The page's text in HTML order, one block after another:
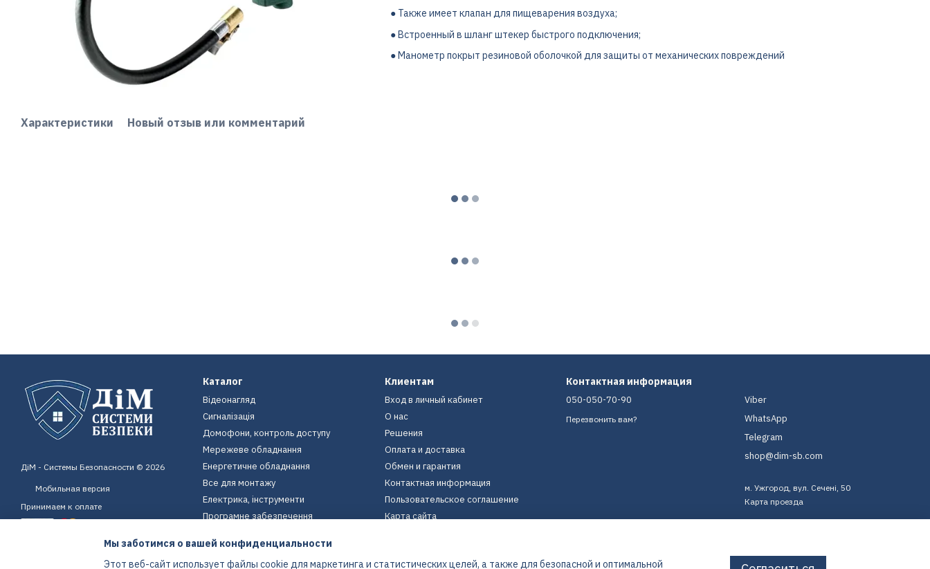
Характеристики Новый отзыв или комментарий
● Также имеет клапан для пищеварения воздуха;
● Встроенный в шланг штекер быстрого подключения;
● Манометр покрыт резиновой оболочкой для защиты от механических повреждений
ДіМ - Системы Безопасности © 2026
Мобильная версия
Принимаем к оплате
Каталог
Відеонагляд
Сигналізація
Домофони, контроль доступу
Мережеве обладнання
Енергетичне обладнання
Все для монтажу
Електрика, інструменти
Програмне забезпечення
Екіпірування
Енергетичне обладнання
Клиентам
Вход в личный кабинет
О нас
Решения
Оплата и доставка
Обмен и гарантия
Контактная информация
Пользовательское соглашение
Карта сайта
Контактная информация
050-050-70-90
Перезвонить вам?
Viber
WhatsApp
Telegram
shop@dim-sb.com
м. Ужгород, вул. Сечені, 50
Карта проезда
Мы заботимся о вашей конфиденциальности
Этот веб-сайт использует файлы cookie для маркетинга и статистических целей, а также для безопасной и оптимальной